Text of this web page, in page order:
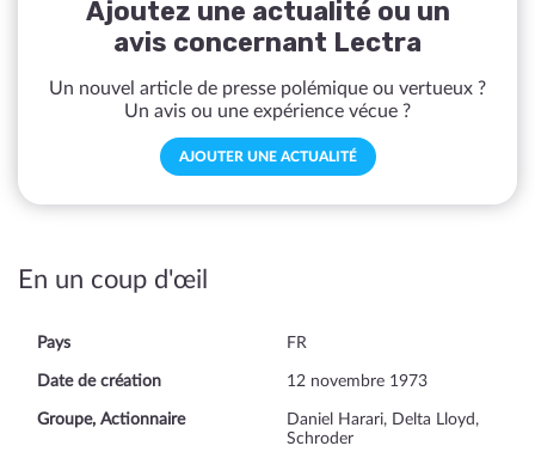
Ajoutez une actualité ou un
avis concernant Lectra
Un nouvel article de presse polémique ou vertueux ?
Un avis ou une expérience vécue ?
AJOUTER UNE ACTUALITÉ
En un coup d'œil
Pays FR
Date de création 12 novembre 1973
Groupe, Actionnaire
Daniel Harari, Delta Lloyd,
Schroder